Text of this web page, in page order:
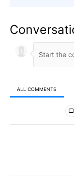
ALL COMMENTS
All Comments